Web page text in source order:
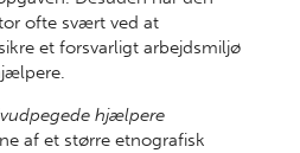
ofte svært ved at
et forsvarligt arbejdsmiljø
hjælpere
af et større etnografisk